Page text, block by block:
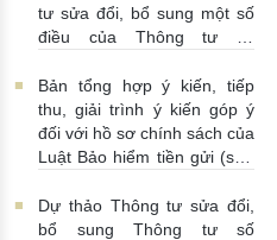
Chi nhánh NHNNg, văn
phòng đại diện nước ngoài,
07/06/2025 | 01:12:00
tư sửa đổi, bổ sung một số
điều của Thông tư số
05/06/2025 | 23:36:00
Bản tổng hợp ý kiến, tiếp
thu, giải trình ý kiến góp ý
đối với hồ sơ chính sách của
Luật Bảo hiểm tiền gửi (sửa
Dự thảo Thông tư sửa đổi,
bổ sung Thông tư số